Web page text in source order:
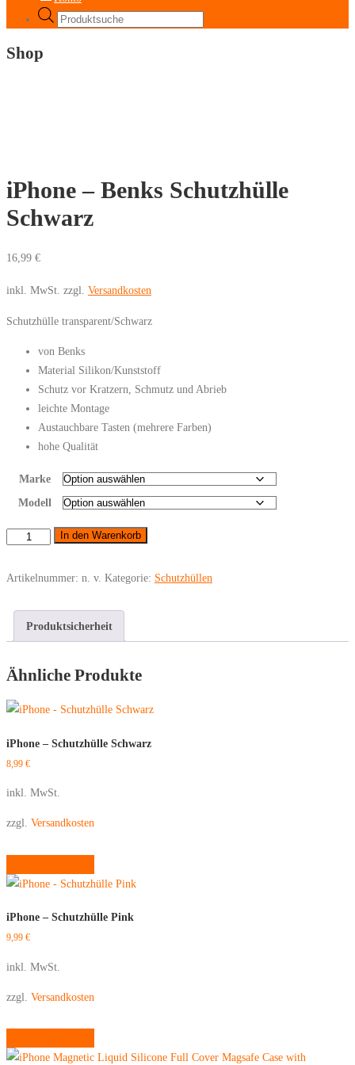
Products
Shop
iPhone – Benks Schutzhülle
Schwarz
16,99 €
inkl. MwSt. zzgl. Versandkosten
Schutzhülle transparent/Schwarz
von Benks
Material Silikon/Kunststoff
Schutz vor Kratzern, Schmutz und Abrieb
leichte Montage
Austauchbare Tasten (mehrere Farben)
hohe Qualität
Marke
Modell
iPhone
Benks
Schwarz
Menge
In den Warenkorb
Artikelnummer: n. v. Kategorie: Schutzhüllen
Produktsicherheit
Ähnliche Produkte
iPhone – Schutzhülle Schwarz
8,99 €
inkl. MwSt.
zzgl. Versandkosten
Dieses
Produkt
weist
können
Produktseite
iPhone – Schutzhülle Pink
9,99 €
inkl. MwSt.
zzgl. Versandkosten
Dieses
Produkt